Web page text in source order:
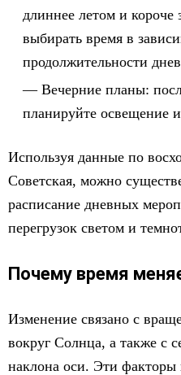
длиннее летом и
выбирать время в
продолжительности
Вечерние планы:
планируйте освещение и
Используя данные по
Советская, можно
расписание дневных
перегрузок светом и
Почему время
Изменение связано с
вокруг Солнца, а также с
наклона оси. Эти факторы